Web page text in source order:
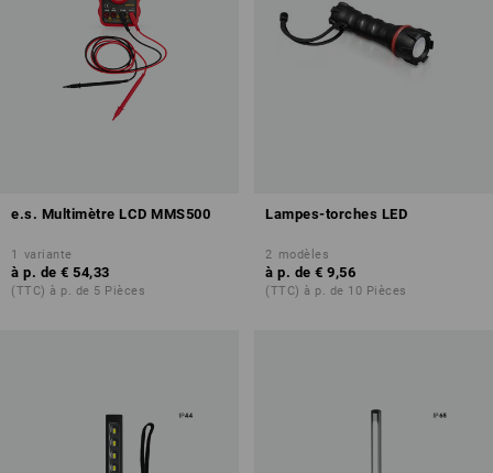
e.s. Multimètre LCD MMS500
1 variante
à p. de € 54,33
(TTC) à p. de 5 Pièces
Lampes-torches LED
2 modèles
à p. de € 9,56
(TTC) à p. de 10 Pièces